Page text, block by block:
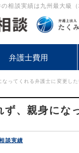
相談実績は九州最大級
弁護士費用
ってくれる弁護士に変更した
、親身にな
談実績